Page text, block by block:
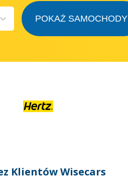
POKAŻ SAMOCHODY
Klientów Wisecars